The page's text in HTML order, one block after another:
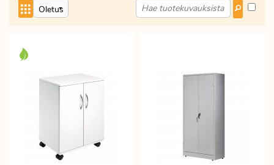
Mappikaappi on väriltään hopean
harmaa, hillitty vaalea mattasävy. Nyt
cm. Toimistokaappi mappihylly liukuovin
kokoisia ja -värisiä mappikaappeja,
Liukuovellinen mappikaappi valkoinen